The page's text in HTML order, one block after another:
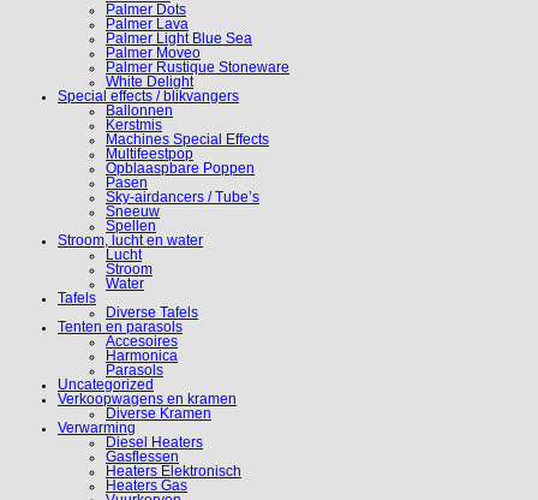
Palmer Dots
Palmer Lava
Palmer Light Blue Sea
Palmer Moveo
Palmer Rustique Stoneware
White Delight
Special effects / blikvangers
Ballonnen
Kerstmis
Machines Special Effects
Multifeestpop
Opblaaspbare Poppen
Pasen
Sky-airdancers / Tube’s
Sneeuw
Spellen
Stroom, lucht en water
Lucht
Stroom
Water
Tafels
Diverse Tafels
Tenten en parasols
Accesoires
Harmonica
Parasols
Uncategorized
Verkoopwagens en kramen
Diverse Kramen
Verwarming
Diesel Heaters
Gasflessen
Heaters Elektronisch
Heaters Gas